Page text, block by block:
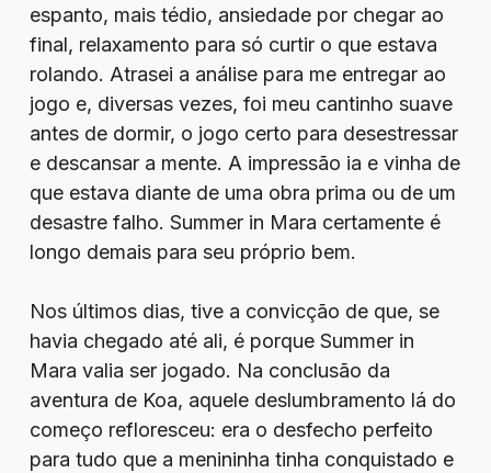
espanto, mais tédio, ansiedade por chegar ao
final, relaxamento para só curtir o que estava
rolando. Atrasei a análise para me entregar ao
jogo e, diversas vezes, foi meu cantinho suave
antes de dormir, o jogo certo para desestressar
e descansar a mente. A impressão ia e vinha de
que estava diante de uma obra prima ou de um
desastre falho. Summer in Mara certamente é
longo demais para seu próprio bem.
Nos últimos dias, tive a convicção de que, se
havia chegado até ali, é porque Summer in
Mara valia ser jogado. Na conclusão da
aventura de Koa, aquele deslumbramento lá do
começo refloresceu: era o desfecho perfeito
para tudo que a menininha tinha conquistado e